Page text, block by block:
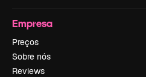
Empresa
Preços
Sobre nós
Reviews